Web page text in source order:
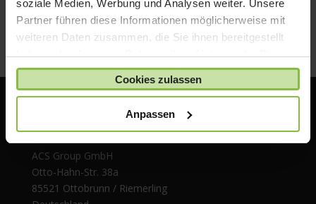
soziale Medien, Werbung und Analysen weiter. Unsere
Partner führen diese Informationen möglicherweise mit
weiteren Daten zusammen, die Sie ihnen bereitgestellt
haben oder die sie im Rahmen Ihrer Nutzung der Dienste
gesammelt haben.
Cookies zulassen
Anpassen
1.949,00€
Preis
war:
1.839,00€
Preis
ist:
Enthält 19% Mwst.
zzgl.
Versand
ACS Group GmbH
Otto-Hahn-Str. 38a
85521 Ottobrunn / Riemerling